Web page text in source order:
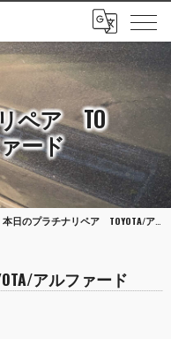
ペア TO
ード
本日のプラチナリペア TOYOTA/アルファード
アルファード